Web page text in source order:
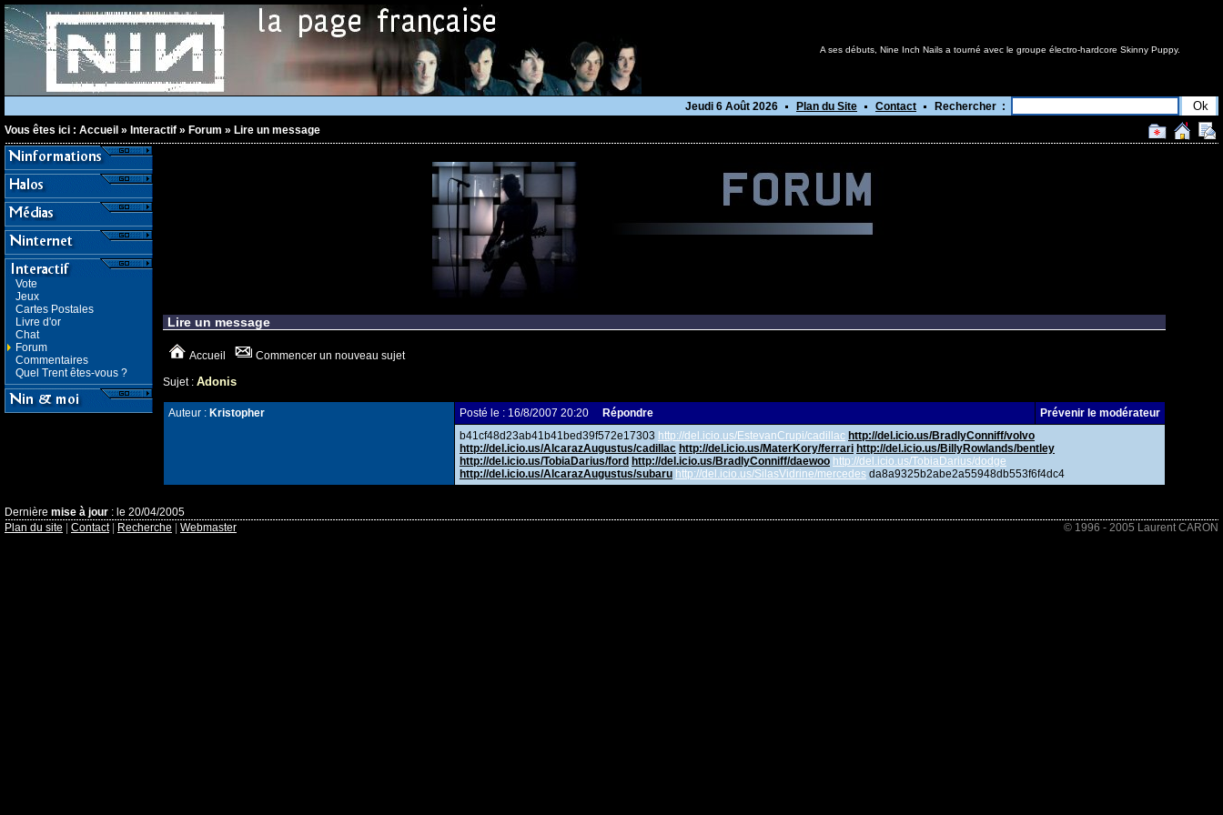
A ses débuts, Nine Inch Nails a tourné avec le groupe électro-hardcore Skinny Puppy.
Jeudi 6 Août 2026 Plan du Site Contact
Rechercher :
Vous êtes ici : Accueil » Interactif » Forum » Lire un message
Vote
Jeux
Cartes Postales
Livre d'or
Chat
Forum
Commentaires
Quel Trent êtes-vous ?
Lire un message
Accueil Commencer un nouveau sujet
Sujet : Adonis
Auteur : Kristopher Posté le : 16/8/2007 20:20 Répondre
Prévenir le modérateur
b41cf48d23ab41b41bed39f572e17303 http://del.icio.us/EstevanCrupi/cadillac http://del.icio.us/BradlyConniff/volvo
http://del.icio.us/AlcarazAugustus/cadillac http://del.icio.us/MaterKory/ferrari http://del.icio.us/BillyRowlands/bentley
http://del.icio.us/TobiaDarius/ford http://del.icio.us/BradlyConniff/daewoo http://del.icio.us/TobiaDarius/dodge
http://del.icio.us/AlcarazAugustus/subaru http://del.icio.us/SilasVidrine/mercedes da8a9325b2abe2a55948db553f6f4dc4
Dernière mise à jour : le 20/04/2005
Plan du site
Contact| Recherche Webmaster © 1996 - 2005 Laurent CARON